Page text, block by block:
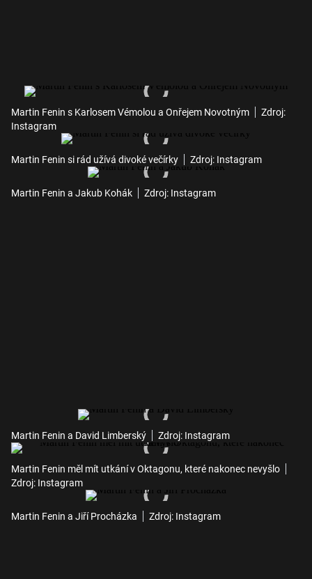
Martin Fenin s Karlosem Vémolou a Onřejem Novotným
Zdroj:
Instagram
Martin Fenin si rád užívá divoké večírky Zdroj: Instagram
Martin Fenin a Jakub Kohák Zdroj: Instagram
Martin Fenin a David Limberský Zdroj: Instagram
Martin Fenin měl mít utkání v Oktagonu, které nakonec nevyšlo
Zdroj: Instagram
Martin Fenin a Jiří Procházka Zdroj: Instagram